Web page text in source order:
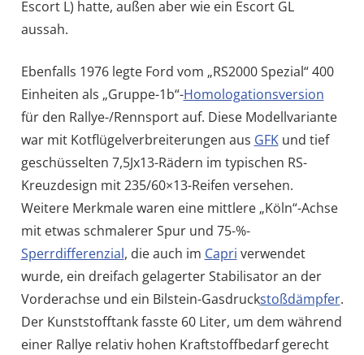
Escort L) hatte, außen aber wie ein Escort GL
aussah.
Ebenfalls 1976 legte Ford vom „RS2000 Spezial“ 400
Einheiten als „Gruppe-1b“-Homologationsversion
für den Rallye-/Rennsport auf. Diese Modellvariante
war mit Kotflügelverbreiterungen aus GFKund tief
geschüsselten 7,5Jx13-Rädern im typischen RS-
Kreuzdesign mit 235/60×13-Reifen versehen.
Weitere Merkmale waren eine mittlere „Köln“-Achse
mit etwas schmalerer Spur und 75-%-
Sperrdifferenzial, die auch im Capri verwendet
wurde, ein dreifach gelagerter Stabilisator an der
Vorderachse und ein Bilstein-Gasdruckstoßdämpfer.
Der Kunststofftank fasste 60 Liter, um dem während
einer Rallye relativ hohen Kraftstoffbedarf gerecht